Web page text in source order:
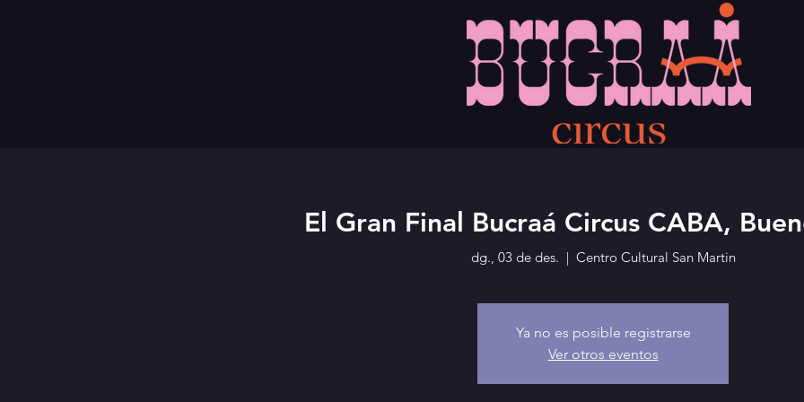
El Gran Final Bucraá Circus CABA,
dg., 03 de des.
  |
Centro Cultural San Martin
Ya no es posible registrarse
Ver otros eventos